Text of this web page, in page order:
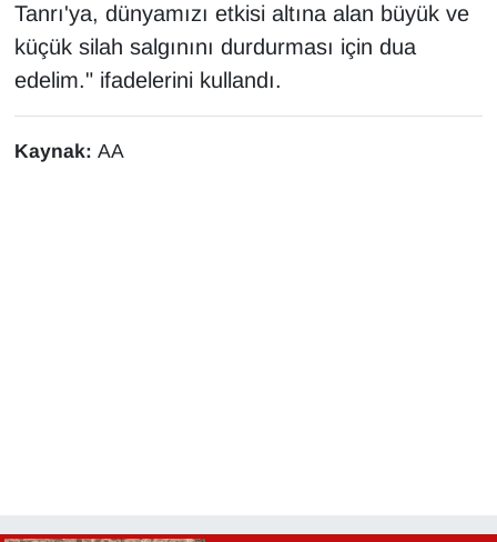
Tanrı'ya, dünyamızı etkisi altına alan büyük ve
küçük silah salgınını durdurması için dua
edelim." ifadelerini kullandı.
Kaynak: AA
TEBRİK
TEKNOLOJİ
Turizm